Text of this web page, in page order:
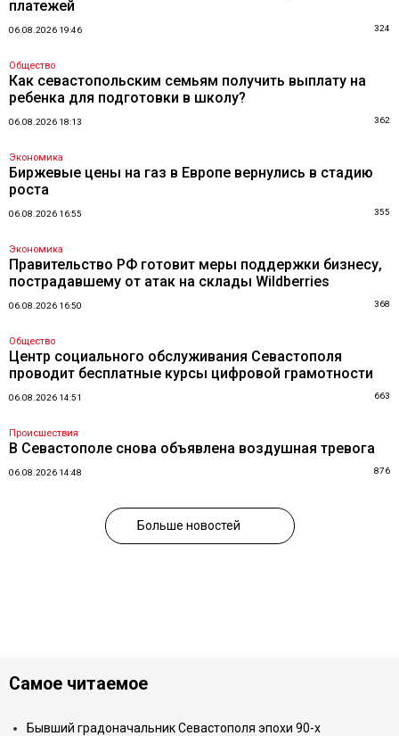
платежей
06.08.2026 19:46 324
Общество
Как севастопольским семьям получить выплату на
ребенка для подготовки в школу?
06.08.2026 18:13 362
Экономика
Биржевые цены на газ в Европе вернулись в стадию
роста
06.08.2026 16:55 355
Экономика
Правительство РФ готовит меры поддержки бизнесу,
пострадавшему от атак на склады Wildberries
06.08.2026 16:50 368
Общество
Центр социального обслуживания Севастополя
проводит бесплатные курсы цифровой грамотности
06.08.2026 14:51 663
Происшествия
В Севастополе снова объявлена воздушная тревога
06.08.2026 14:48 876
Больше новостей
Самое читаемое
Бывший градоначальник Севастополя эпохи 90-х